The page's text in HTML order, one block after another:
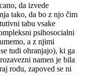
da izvede
tako, da bo z njo čim
tabu vsake
psihosocialni
a z njimi
tudi ohranjajo), ki ga
namen je bila
rodu, zapoved se ni